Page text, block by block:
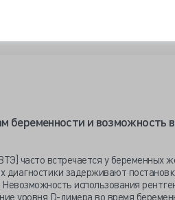
беременности и возможность
часто встречается у беременных
диагностики задерживают
использования
уровня D-димера во время